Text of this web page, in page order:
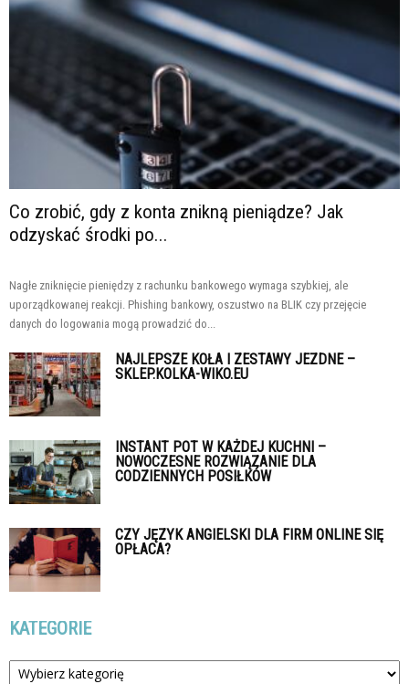
Co zrobić, gdy z konta znikną pieniądze? Jak
odzyskać środki po...
Nagłe zniknięcie pieniędzy z rachunku bankowego wymaga szybkiej, ale
uporządkowanej reakcji. Phishing bankowy, oszustwo na BLIK czy przejęcie
danych do logowania mogą prowadzić do...
NAJLEPSZE KOŁA I ZESTAWY JEZDNE –
SKLEP.KOLKA-WIKO.EU
INSTANT POT W KAŻDEJ KUCHNI –
NOWOCZESNE ROZWIĄZANIE DLA
CODZIENNYCH POSIŁKÓW
CZY JĘZYK ANGIELSKI DLA FIRM ONLINE SIĘ
OPŁACA?
KATEGORIE
Kategorie